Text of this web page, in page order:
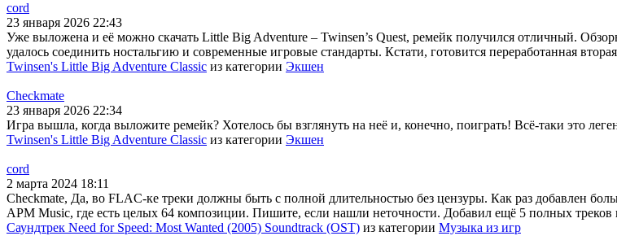
cord
23 января 2026 22:43
Уже выложена и её можно скачать Little Big Adventure – Twinsen’s Quest, ремейк получился отличный.
удалось соединить ностальгию и современные игровые стандарты. Кстати, готовится переработанная
Twinsen's Little Big Adventure Classic из категории Экшен
Checkmate
23 января 2026 22:34
Игра вышла, когда выложите ремейк? Хотелось бы взглянуть на неё и, конечно, поиграть! Всё-таки это
Twinsen's Little Big Adventure Classic из категории Экшен
cord
2 марта 2024 18:11
Checkmate, Да, во FLAC-ке треки должны быть с полной длительностью без цензуры. Как раз добавлен
APM Music, где есть целых 64 композиции. Пишите, если нашли неточности. Добавил ещё 5 полных треков
Саундтрек Need for Speed: Most Wanted (2005) Soundtrack (OST) из категории Музыка из игр